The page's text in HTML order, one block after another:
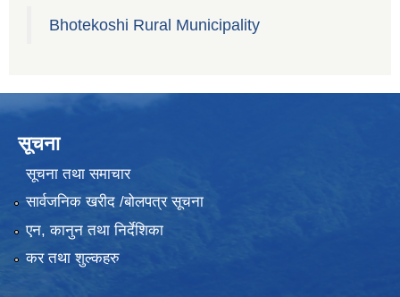
Bhotekoshi Rural Municipality
सूचना
सूचना तथा समाचार
सार्वजनिक खरीद /बोलपत्र सूचना
एन, कानुन तथा निर्देशिका
कर तथा शुल्कहरु